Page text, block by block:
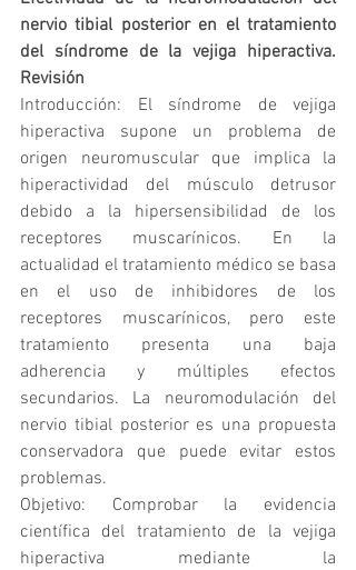
nervio tibial posterior en el tratamiento
del síndrome de la vejiga hiperactiva.
Revisión
Introducción: El síndrome de vejiga
hiperactiva supone un problema de
origen neuromuscular que implica la
hiperactividad del músculo detrusor
debido a la hipersensibilidad de los
receptores muscarínicos. En la
actualidad el tratamiento médico se basa
en el uso de inhibidores de los
receptores muscarínicos, pero este
tratamiento presenta una baja
adherencia y múltiples efectos
secundarios. La neuromodulación del
nervio tibial posterior es una propuesta
conservadora que puede evitar estos
problemas.
Objetivo: Comprobar la evidencia
científica del tratamiento de la vejiga
hiperactiva mediante la